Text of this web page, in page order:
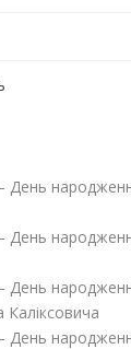
День
День
День
Каліксовича
День